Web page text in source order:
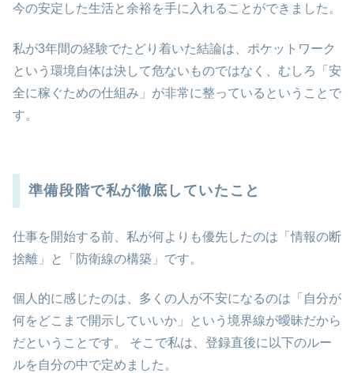
今の安定した生活と余裕を手に入れることができました。
私が3年間の経験でたどり着いた結論は、ポケットワーク
という環境自体は決して危ないものではなく、むしろ「安
全に稼ぐための仕組み」が非常に整っているということで
す。
準備段階で私が徹底していたこと
仕事を開始する前、私が何よりも優先したのは「情報の断
捨離」と「防衛線の構築」です。
個人的に感じたのは、多くの人が不安になるのは「自分が
何をどこまで開示していいか」という境界線が曖昧だから
だということです。 そこで私は、登録直後に以下のルー
ルを自分の中で定めました。